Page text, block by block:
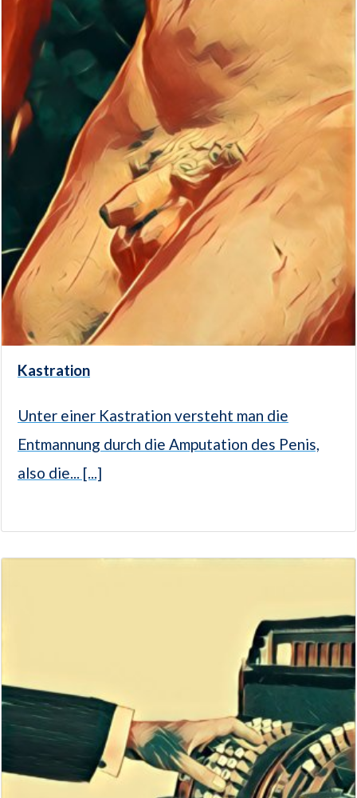
Kastration
Unter einer Kastration versteht man die
Entmannung durch die Amputation des Penis,
also die... [...]